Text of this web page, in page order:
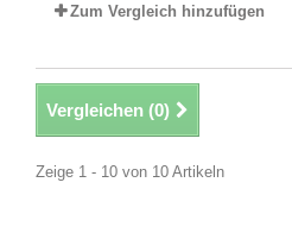
Zum Vergleich hinzufügen
Vergleichen (0)
Zeige 1 - 10 von 10 Artikeln